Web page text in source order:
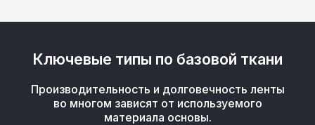
Ключевые типы по базовой ткани
Производительность и долговечность ленты
во многом зависят от используемого
материала основы.